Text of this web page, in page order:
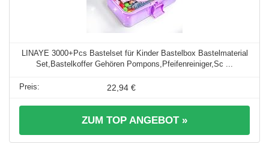
LINAYE 3000+Pcs Bastelset für Kinder Bastelbox Bastelmaterial
Set,Bastelkoffer Gehören Pompons,Pfeifenreiniger,Sc ...
22,94 €
ZUM TOP ANGEBOT »